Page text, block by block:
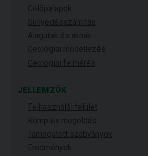
Cölöpalapok
Süllyedésszámítás
Alagutak és aknák
Geológiai modellezés
Geológiai felmérés
JELLEMZÖK
Felhasználói felület
Komplex megoldás
Támogatott szabványok
Eredmények